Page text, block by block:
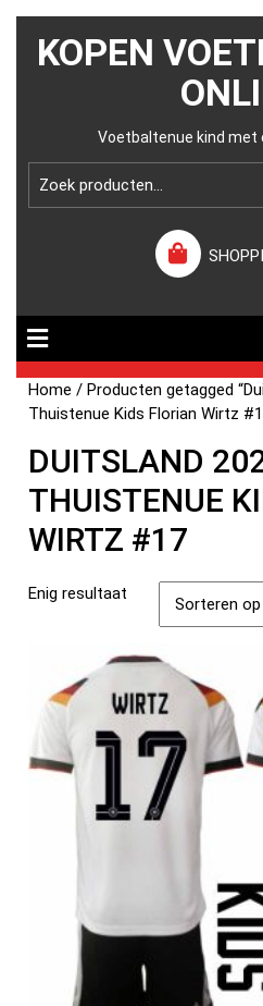
KOPEN
Voetbaltenue kind met
Home / Producten getagged
Thuistenue Kids Florian Wirtz
DUITSLAND
THUISTENUE
WIRTZ #17
Enig resultaat